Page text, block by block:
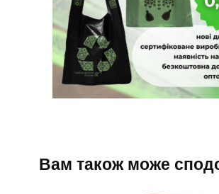
Вам також може